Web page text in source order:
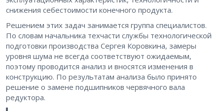
снижения себестоимости конечного продукта.
Решением этих задач занимается группа специалистов.
По словам начальника техчасти службы технологической
подготовки производства Сергея Коровкина, замеры
уровня шума не всегда соответствуют ожидаемым,
поэтому проводится анализ и вносятся изменения в
конструкцию. По результатам анализа было принято
решение о замене подшипников червячного вала
редуктора.